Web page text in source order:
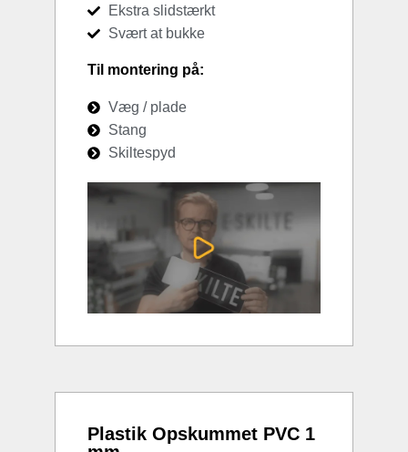
Ekstra slidstærkt
Svært at bukke
Til montering på:
Væg / plade
Stang
Skiltespyd
Plastik Opskummet PVC 1